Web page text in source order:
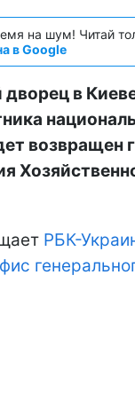
на шум! Читай
в Google
дворец в
возвращен
РБК-